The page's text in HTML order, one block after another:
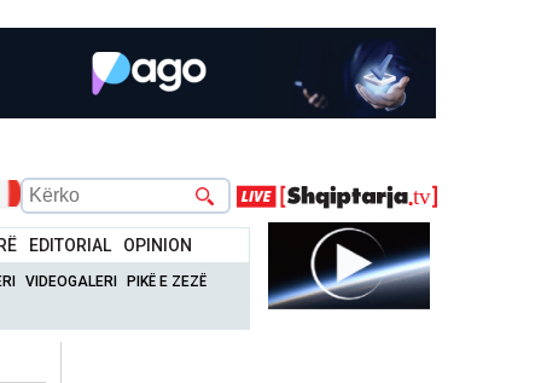
EDITORIAL OPINION
VIDEOGALERI PIKË E ZEZË